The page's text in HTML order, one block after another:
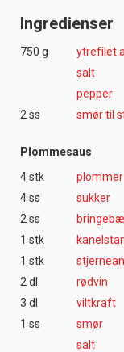
Ingredienser
750 g
ytrefilet
salt
pepper
2 ss
smør til
Plommesaus
4 stk
plommer
4 ss
sukker
2 ss
1 stk
1 stk
2 dl
rødvin
3 dl
viltkraft
1 ss
smør
salt